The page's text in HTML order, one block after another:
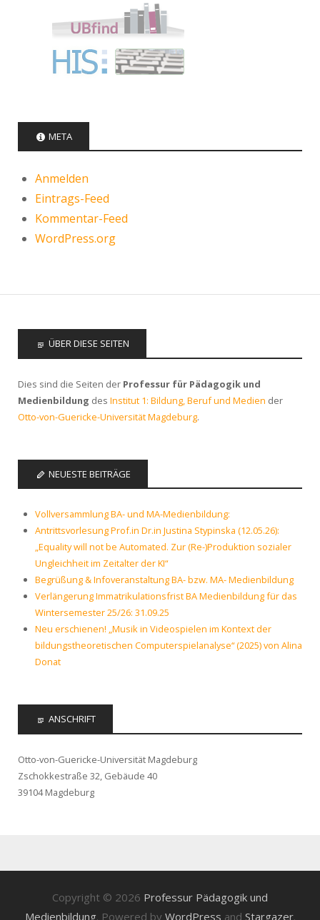
META
Anmelden
Eintrags-Feed
Kommentar-Feed
WordPress.org
ÜBER DIESE SEITEN
Dies sind die Seiten der Professur für Pädagogik und
Medienbildung des Institut 1: Bildung, Beruf und Medien der
Otto-von-Guericke-Universität Magdeburg.
NEUESTE BEITRÄGE
Vollversammlung BA- und MA-Medienbildung:
Antrittsvorlesung Prof.in Dr.in Justina Stypinska (12.05.26):
„Equality will not be Automated. Zur (Re-)Produktion sozialer
Ungleichheit im Zeitalter der KI“
Begrüßung & Infoveranstaltung BA- bzw. MA- Medienbildung
Verlängerung Immatrikulationsfrist BA Medienbildung für das
Wintersemester 25/26: 31.09.25
Neu erschienen! „Musik in Videospielen im Kontext der
bildungstheoretischen Computerspielanalyse“ (2025) von Alina
Donat
ANSCHRIFT
Otto-von-Guericke-Universität Magdeburg
Zschokkestraße 32, Gebäude 40
39104 Magdeburg
Copyright © 2026 Professur Pädagogik und
Medienbildung. Powered by WordPress and Stargazer.